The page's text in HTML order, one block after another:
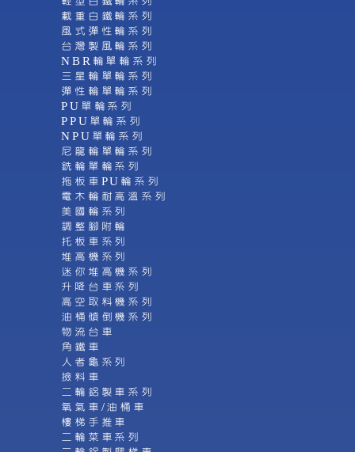
載重白鐵輪系列
風式彈性輪系列
台灣製風輪系列
NBR輪單輪系列
三星輪單輪系列
彈性輪單輪系列
PU單輪系列
PPU單輪系列
NPU單輪系列
尼龍輪單輪系列
銑輪單輪系列
拖板車PU輪系列
電木輪耐高溫系列
美國輪系列
調整腳附輪
托板車系列
堆高機系列
迷你堆高機系列
升降台車系列
高空取料機系列
油桶傾倒機系列
物流台車
角鐵車
人者龜系列
撿料車
二輪鋁製車系列
氧氣車/油桶車
樓梯手推車
二輪菜車系列